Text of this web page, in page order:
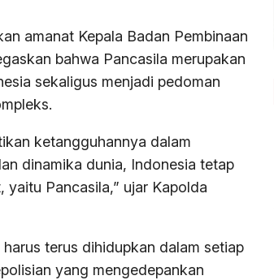
amanat Kepala Badan Pembinaan
bahwa Pancasila merupakan
sekaligus menjadi pedoman
ketangguhannya dalam
dinamika dunia, Indonesia tetap
Pancasila,” ujar Kapolda
terus dihidupkan dalam setiap
yang mengedepankan